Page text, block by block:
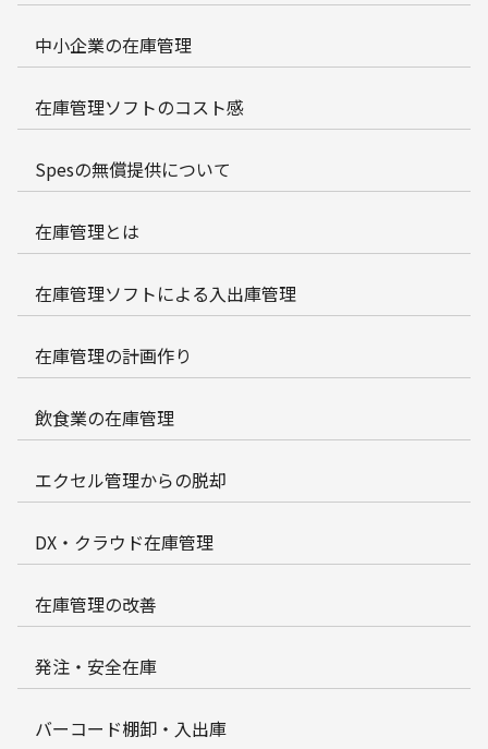
中小企業の在庫管理
在庫管理ソフトのコスト感
Spesの無償提供について
在庫管理とは
在庫管理ソフトによる入出庫管理
在庫管理の計画作り
飲食業の在庫管理
エクセル管理からの脱却
DX・クラウド在庫管理
在庫管理の改善
発注・安全在庫
バーコード棚卸・入出庫